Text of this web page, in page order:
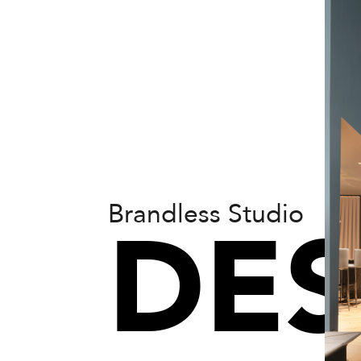
Brandless Studio